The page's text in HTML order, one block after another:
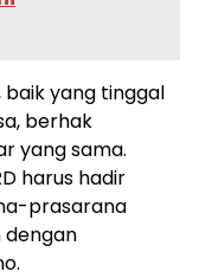
baik yang tinggal
berhak
yang sama.
harus hadir
prasarana
dengan